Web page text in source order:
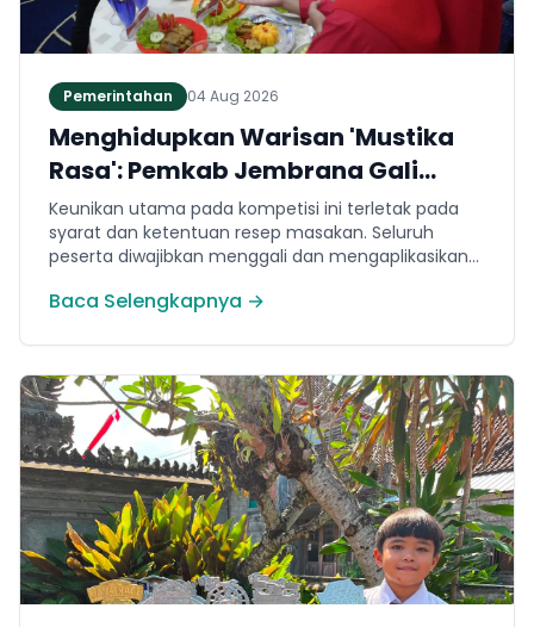
Pemerintahan 04 Aug 2026
Menghidupkan Warisan 'Mustika
Rasa': Pemkab Jembrana Gali
Keteladanan Bung Karno Lewat
Lomba Cipta Menu Kuliner
Keunikan utama pada kompetisi ini terletak pada
syarat dan ketentuan resep masakan. Seluruh
peserta diwajibkan menggali dan mengaplikasikan
Mustika Rasa—buku kumpulan resep Nusantara
Indonesia, Ir. Soekarno. Melalui panduan resep
historis tersebut, para peserta berhasil
menghidangkan berbagai kreasi olahan pangan
lokal yang tidak hanya lezat tetapi juga bergizi,
beragam, aman dan seimbang.
Baca Selengkapnya →